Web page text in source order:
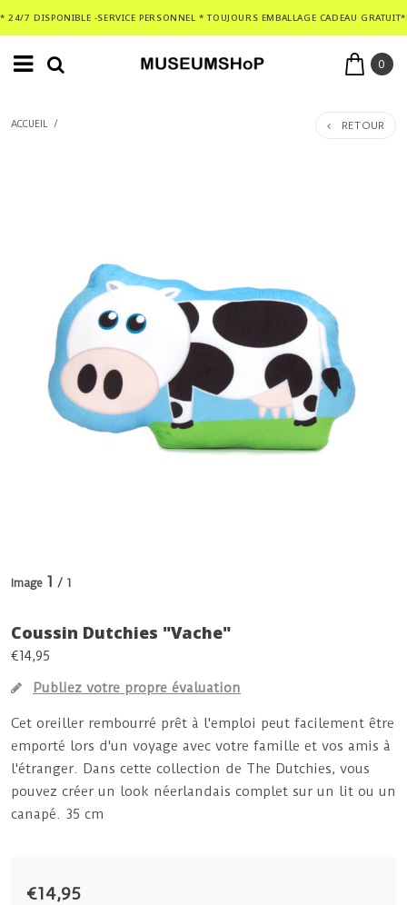
* 24/7 DISPONIBLE -SERVICE PERSONNEL * TOUJOURS EMBALLAGE CADEAU
0
ACCUEIL / RETOUR
Image 1 / 1
Coussin Dutchies "Vache"
€14,95
Publiez votre propre évaluation
Cet oreiller rembourré prêt à l'emploi peut facilement être
emporté lors d'un voyage avec votre famille et vos amis à
l'étranger. Dans cette collection de The Dutchies, vous
pouvez créer un look néerlandais complet sur un lit ou un
canapé. 35 cm
€14,95